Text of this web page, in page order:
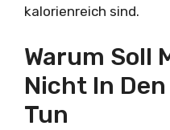
kalorienreich sind.
Warum Soll
Nicht In
Tun